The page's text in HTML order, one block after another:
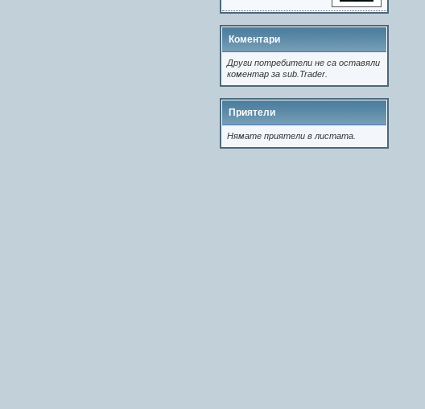
Коментари
Други потребители не са оставяли
коментар за sub.Trader.
Приятели
Нямате приятели в листата.